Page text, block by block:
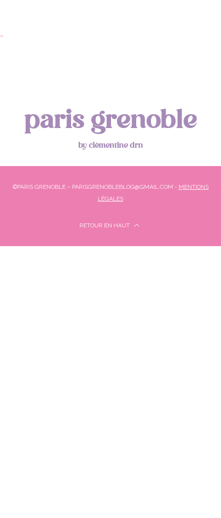
…
paris grenoble
by clémentine drn
©PARIS GRENOBLE – PARISGRENOBLEBLOG@GMAIL.COM - MENTIONS
LÉGALES
RETOUR EN HAUT